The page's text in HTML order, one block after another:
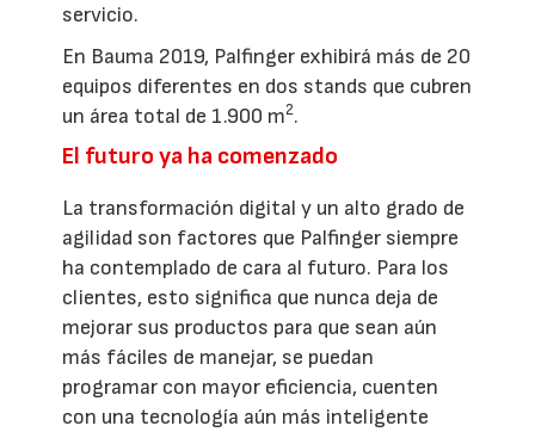
servicio.
En Bauma 2019, Palfinger exhibirá más de 20
equipos diferentes en dos stands que cubren
un área total de 1.900 m2.
El futuro ya ha comenzado
La transformación digital y un alto grado de
agilidad son factores que Palfinger siempre
ha contemplado de cara al futuro. Para los
clientes, esto significa que nunca deja de
mejorar sus productos para que sean aún
más fáciles de manejar, se puedan
programar con mayor eficiencia, cuenten
con una tecnología aún más inteligente